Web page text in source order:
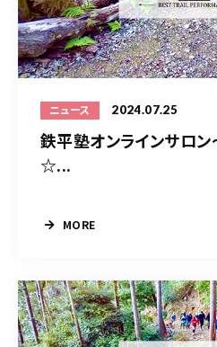
ニュース 2024.07.25
鉄平塾オンラインサロ
☆...
MORE